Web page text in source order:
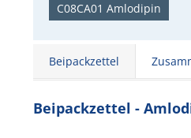
C08CA01 Amlodipin
Beipackzettel
Beipackzettel -